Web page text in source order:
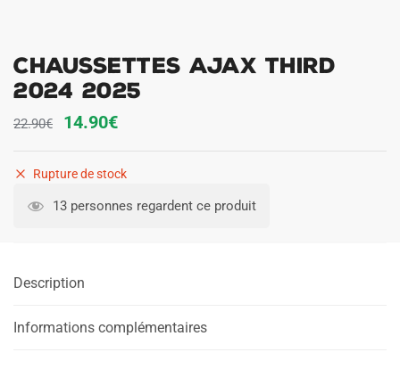
Chaussettes Ajax Third
2024 2025
22.90€
Le
initial
était :
14.90€Le
actuel
Rupture de stock
13 personnes regardent ce produit
Description
Informations complémentaires